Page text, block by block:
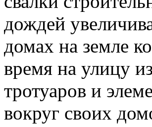
дождей
домах на земле
время на улицу
тротуаров и
вокруг своих